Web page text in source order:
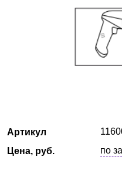
Производители
Артикул
Цена, руб.
по